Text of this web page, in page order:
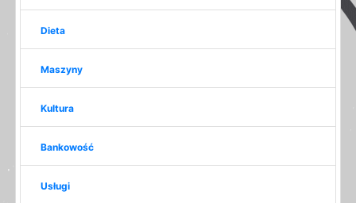
Dieta
Maszyny
Kultura
Bankowość
Usługi